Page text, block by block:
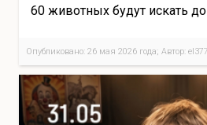
60 животных будут искать
Опубликовано: 26 мая 2026 года; Автор: el377